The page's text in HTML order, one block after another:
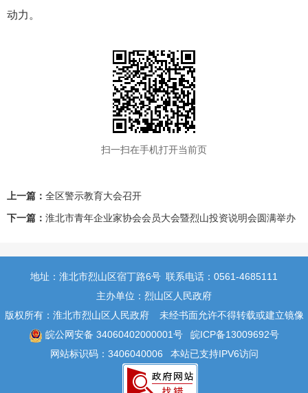
动力。
扫一扫在手机打开当前页
上一篇： 全区警示教育大会召开
下一篇： 淮北市青年企业家协会会员大会暨烈山投资说明会圆满举办
地址：淮北市烈山区宿丁路6号 联系电话：0561-4685111
主办单位：烈山区人民政府
版权所有：淮北市烈山区人民政府
未经书面允许不得转载或建立镜像
皖公网安备 34060402000001号
皖ICP备13009692号
网站标识码：3406040006
本站已支持IPV6访问